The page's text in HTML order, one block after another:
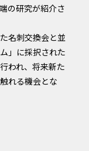
の研究が紹介さ
名刺交換会と並
」に採択された
われ、将来新た
れる機会とな